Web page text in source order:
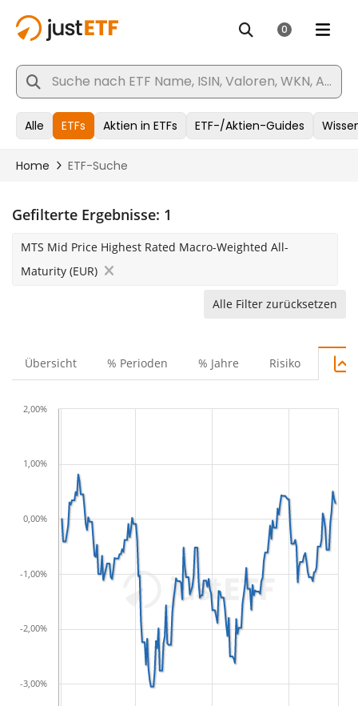
Gefilterte Ergebnisse: 1
MTS Mid Price Highest Rated Macro-Weighted All-
Maturity (EUR)
Alle Filter zurücksetzen
Übersicht % Perioden % Jahre Risiko
-3,00%
-2,00%
-1,00%
0,00%
1,00%
2,00%